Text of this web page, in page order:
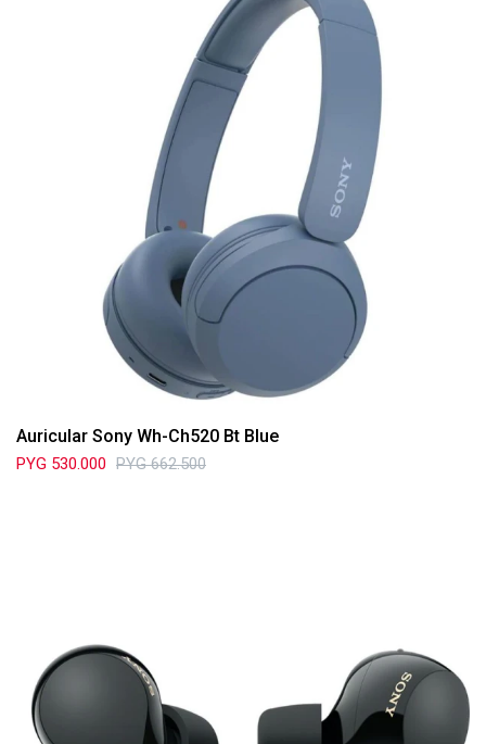
Auricular Sony Wh-Ch520 Bt Blue
PYG 530.000 PYG 662.500